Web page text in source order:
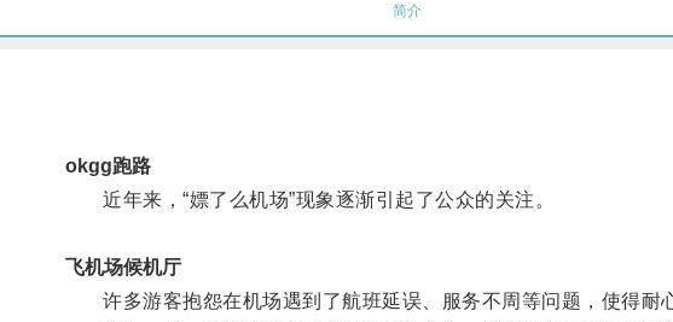
简介
okgg跑路
近年来，“嫖了么机场”现象逐渐引起了公众的关注。
飞机场候机厅
许多游客抱怨在机场遇到了航班延误、服务不周等问题，使得耐